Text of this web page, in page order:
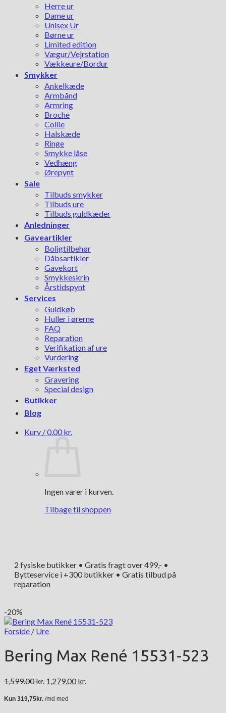
Herre ur
Dame ur
Unisex Ur
Børne ur
Limited edition
Vægur/Vejrstation
Vækkeure/Bordur
Smykker
Ankelkæde
Armbånd
Armring
Broche
Collie
Halskæde
Ringe
Smykke låse
Vedhæng
Ørepynt
Sale
Tilbuds smykker
Tilbuds ure
Tilbuds guldkæder
Anledninger
Gaveartikler
Boligtilbehør
Dåbsartikler
Gavekort
Smykkeskrin
Årstidspynt
Services
Guldkøb
Huller i ørerne
FAQ
Reparation
Verifikation af ure
Vurdering
Eget Værksted
Gravering
Special design
Butikker
Blog
Kurv /0.00 kr.
Ingen varer i kurven.
Tilbage til shoppen
2 fysiske butikker • Gratis fragt over 499,- •
Bytteservice i +300 butikker • Gratis tilbud på
reparation
-20%
Forside / Ure
Bering Max René 15531-523
1,599.00kr. Den
pris
1,279.00 kr.